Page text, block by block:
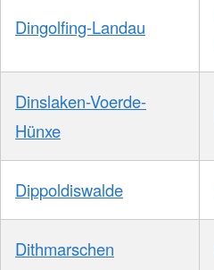
Dingolfing-Landau
Dinslaken-Voerde-
Hünxe
Dippoldiswalde
Dithmarschen